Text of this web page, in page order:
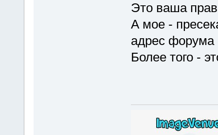
Это ваша
А мое -
адрес форума
Более того -